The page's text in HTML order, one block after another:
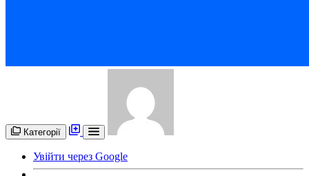
Категорії
Увійти через Google